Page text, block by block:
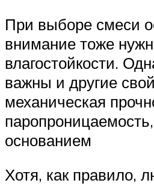
При выборе смеси
внимание тоже
влагостойкости.
важны и другие
механическая
основанием
Хотя, как правило,